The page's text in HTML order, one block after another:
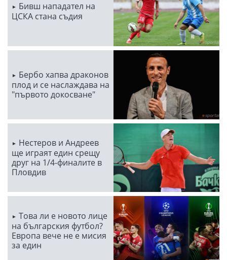
Бивш нападател на
ЦСКА стана съдия
Бербо хапва драконов
плод и се наслаждава на
"първото докосване"
Нестеров и Андреев
ще играят един срещу
друг на 1/4-финалите в
Пловдив
Това ли е новото лице
на българския футбол?
Европа вече не е мисия
за един